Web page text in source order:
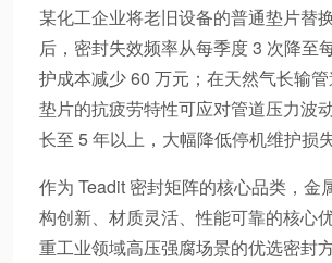
某化工企业将老旧设备的普通垫片替
后，密封失效频率从每季度 3 次降至
护成本减少 60 万元；在天然气长输
垫片的抗疲劳特性可应对管道压力波
长至 5 年以上，大幅降低停机维护损失
作为 Teadit 密封矩阵的核心品类，金
构创新、材质灵活、性能可靠的核心
重工业领域高压强腐场景的优选密封